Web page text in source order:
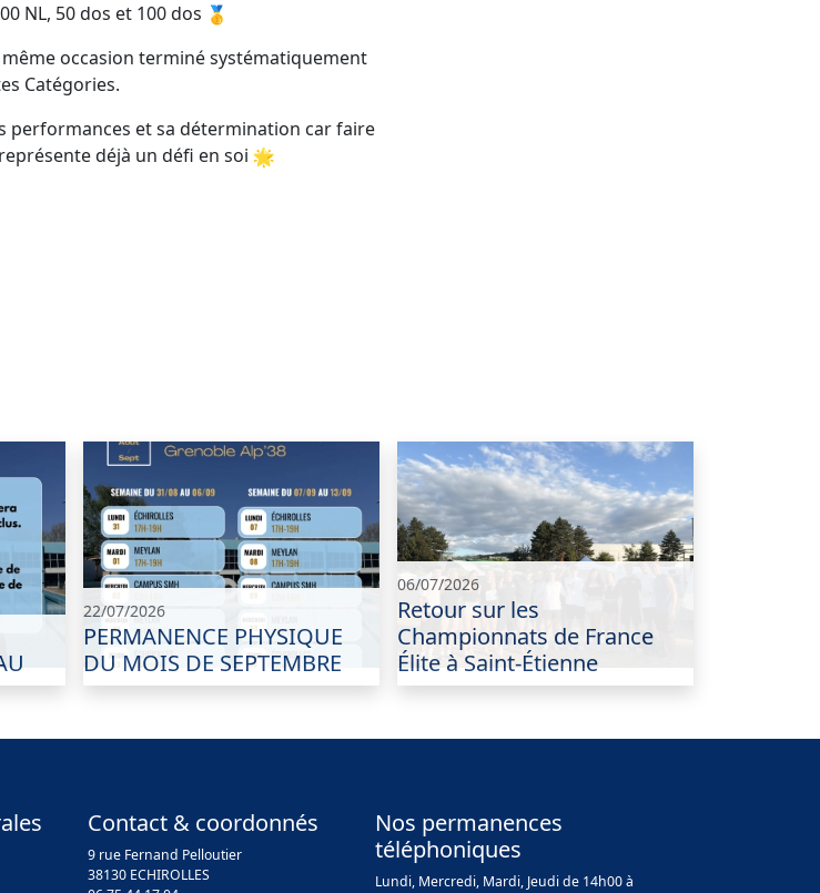
NL, 50 dos et 100 dos
occasion terminé systématiquement
Catégories.
performances et sa détermination car faire
déjà un défi en soi
22/07/2026
PERMANENCE PHYSIQUE
DU MOIS DE SEPTEMBRE
06/07/2026
Retour sur les
Championnats de France
Élite à Saint-Étienne
Contact & coordonnés
9 rue Fernand Pelloutier
38130 ECHIROLLES
Nos permanences
téléphoniques
Lundi, Mercredi, Mardi, Jeudi de 14h00 à